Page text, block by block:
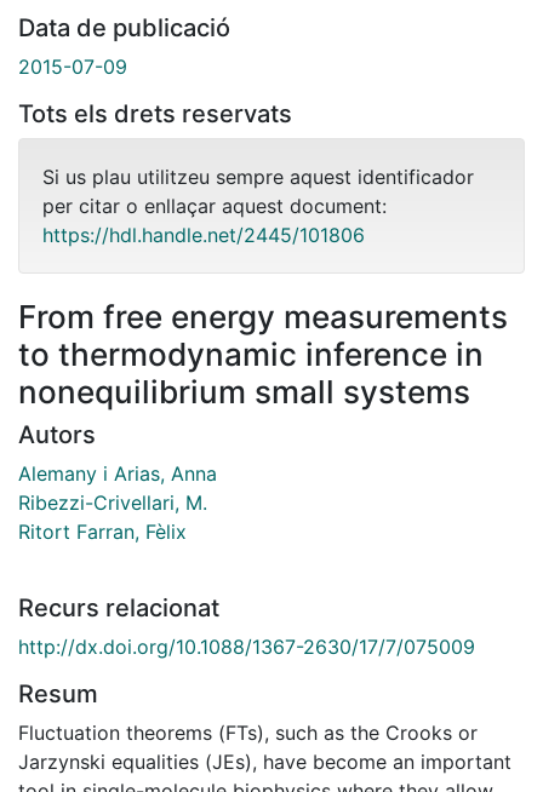
Data de publicació
2015-07-09
Tots els drets reservats
Si us plau utilitzeu sempre aquest identificador
per citar o enllaçar aquest document:
https://hdl.handle.net/2445/101806
From free energy measurements
to thermodynamic inference in
nonequilibrium small systems
Autors
Alemany i Arias, Anna
Ribezzi-Crivellari, M.
Ritort Farran, Fèlix
Recurs relacionat
http://dx.doi.org/10.1088/1367-2630/17/7/075009
Resum
Fluctuation theorems (FTs), such as the Crooks or
Jarzynski equalities (JEs), have become an important